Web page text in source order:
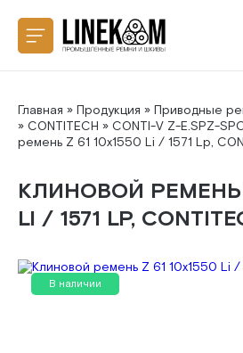
Главная » Продукция » Приводные
» CONTITECH » CONTI-V Z-E.SPZ-
ремень Z 61 10x1550 Li / 1571 Lp,
КЛИНОВОЙ РЕМЕНЬ
LI / 1571 LP,
В наличии
Назад
SANLUX
MEGADYNE
MITSUBOSHI